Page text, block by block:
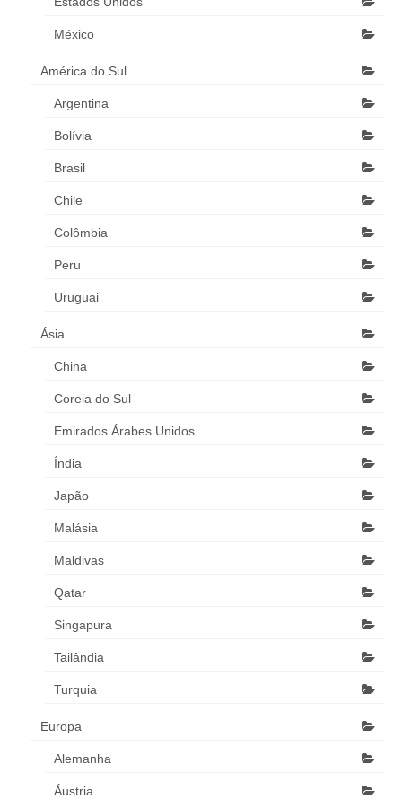
México
América do Sul
Argentina
Bolívia
Brasil
Chile
Colômbia
Peru
Uruguai
Ásia
China
Coreia do Sul
Emirados Árabes Unidos
Índia
Japão
Malásia
Maldivas
Qatar
Singapura
Tailândia
Turquia
Europa
Alemanha
Áustria